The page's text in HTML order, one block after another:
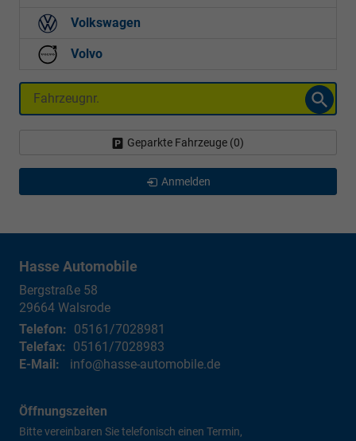
Volkswagen
Volvo
Fahrzeugnr.
Geparkte Fahrzeuge (0)
Anmelden
Hasse Automobile
Bergstraße 58
29664 Walsrode
Telefon: 05161/7028981
Telefax: 05161/7028983
E-Mail:
info@hasse-automobile.de
Öffnungszeiten
Bitte vereinbaren Sie telefonisch einen Termin,